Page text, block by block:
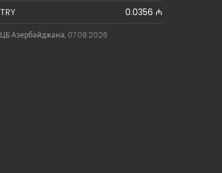
TRY
0.0356 ₼
ЦБ Азербайджана, 07.08.2026